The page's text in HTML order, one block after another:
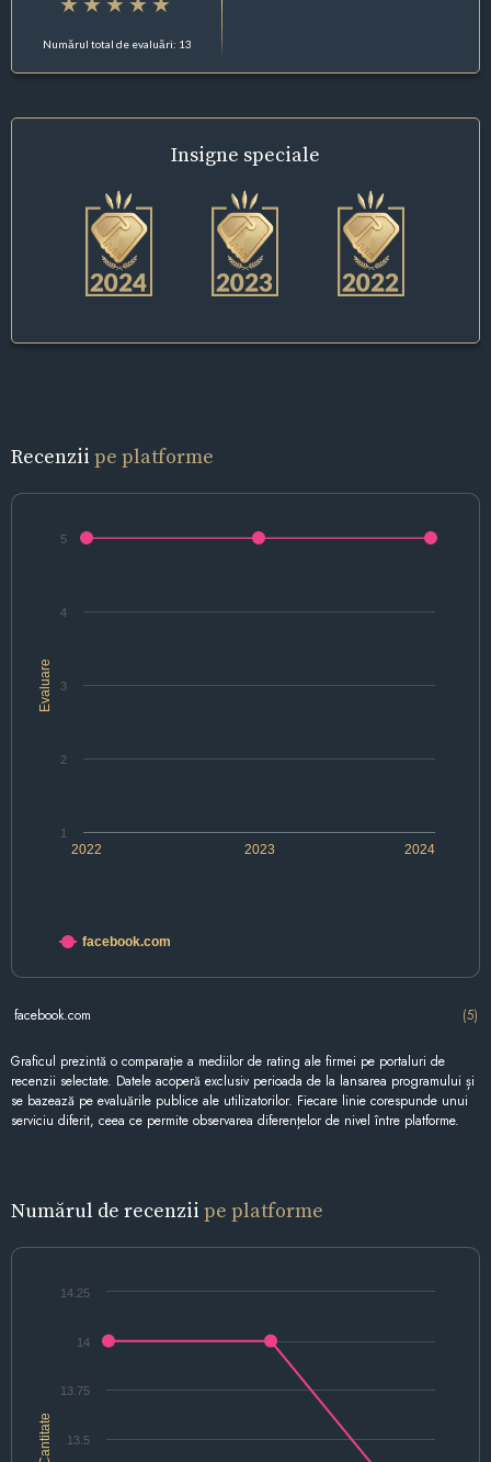
Numărul total de evaluări: 13
Insigne speciale
Recenzii pe platforme
Evaluare
2022 2023 2024
1
2
3
4
5
facebook.com
facebook.com (5)
Graficul prezintă o comparație a mediilor de rating ale firmei pe portaluri de
recenzii selectate. Datele acoperă exclusiv perioada de la lansarea programului și
se bazează pe evaluările publice ale utilizatorilor. Fiecare linie corespunde unui
serviciu diferit, ceea ce permite observarea diferențelor de nivel între platforme.
Numărul de recenzii pe platforme
Cantitate 13.5
13.75
14
14.25